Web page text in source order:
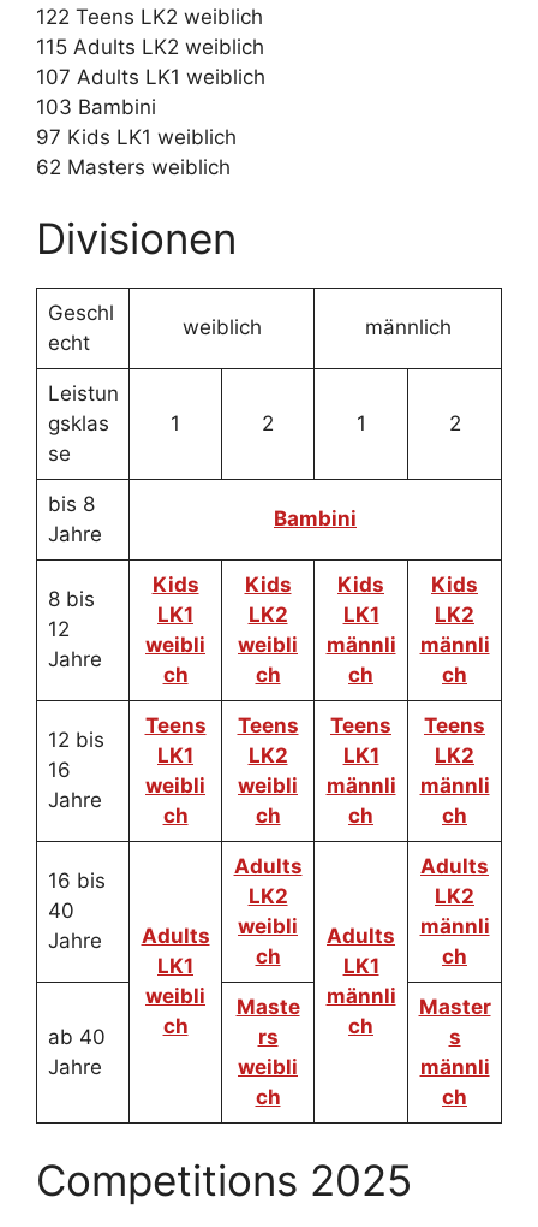
122 Teens LK2 weiblich
115 Adults LK2 weiblich
107 Adults LK1 weiblich
103 Bambini
97 Kids LK1 weiblich
62 Masters weiblich
Divisionen
Geschl
echt
weiblich männlich
Leistun
gsklas
se
1 2 1 2
bis 8
Jahre
Bambini
8 bis
12
Jahre
Kids
LK1
weibli
ch
Kids
LK2
weibli
ch
Kids
LK1
männli
ch
Kids
LK2
männli
ch
12 bis
16
Jahre
Teens
LK1
weibli
ch
Teens
LK2
weibli
ch
Teens
LK1
männli
ch
Teens
LK2
männli
ch
16 bis
40
Jahre
Adults
LK1
weibli
ch
Adults
LK2
weibli
ch
Adults
LK1
männli
ch
Adults
LK2
männli
ch
ab 40
Jahre
Maste
rs
weibli
ch
Master
s
männli
ch
Competitions 2025